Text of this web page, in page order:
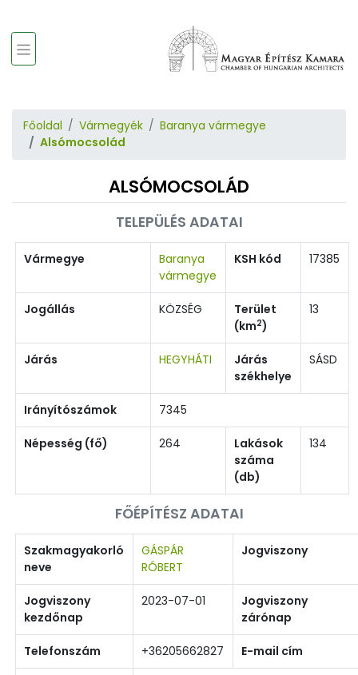
Főoldal Vármegyék
Baranya vármegye
Alsómocsolád
ALSÓMOCSOLÁD
TELEPÜLÉS ADATAI
Vármegye
Baranya
vármegye
KSH kód 17385
Jogállás KÖZSÉG
Terület
(km2)
13
Járás HEGYHÁTI
Járás
székhelye
SÁSD
Irányítószámok 7345
Népesség (fő) 264
Lakások
száma
(db)
134
FŐÉPÍTÉSZ ADATAI
Szakmagyakorló
neve
GÁSPÁR
RÓBERT
Jogviszony
Jogviszony
kezdőnap
2023-07-01
Jogviszony
zárónap
Telefonszám +36205662827 E-mail cím